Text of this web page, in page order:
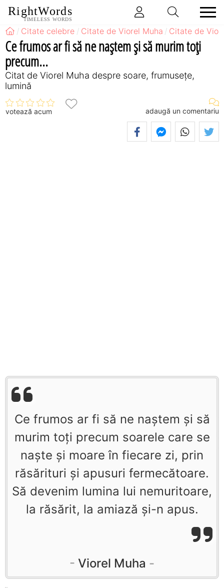
RightWords
TIMELESS WORDS
Citate celebre Citate de Viorel Muha Citate de
Ce frumos ar fi să ne naştem şi să murim toţi
precum...
Citat de Viorel Muha despre soare, frumusețe,
lumină
votează acum adaugă un comentariu
Ce frumos ar fi să ne naştem şi să
murim toţi precum soarele care se
naşte şi moare în fiecare zi, prin
răsărituri şi apusuri fermecătoare.
Să devenim lumina lui nemuritoare,
la răsărit, la amiază şi-n apus.
Viorel Muha